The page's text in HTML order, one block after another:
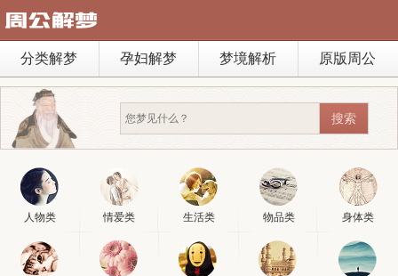
分类解梦 孕妇解梦 梦境解析 原版周公
人物类 情爱类 生活类 物品类 身体类